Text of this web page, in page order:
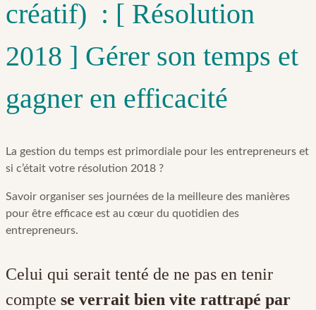
créatif) : [ Résolution
2018 ] Gérer son temps et
gagner en efficacité
La gestion du temps est primordiale pour les entrepreneurs et
si c’était votre résolution 2018 ?
Savoir organiser ses journées de la meilleure des manières
pour être efficace est au cœur du quotidien des
entrepreneurs.
Celui qui serait tenté de ne pas en tenir
compte se verrait bien vite rattrapé par